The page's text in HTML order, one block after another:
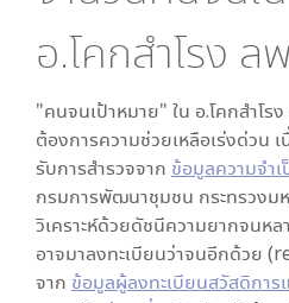
อ.โคกสำโรง ล
"คนจนเป้าหมาย" ใน อ.โคกสำโร
ต้องการความช่วยเหลือเร่งด่วน
รับการสำรวจจาก ข้อมูลความจำ
กรมการพัฒนาชุมชน กระทรวงม
วิเคราะห์ด้วยดัชนีความยากจนห
อาจมาลงทะเบียนว่าจนอีกด้วย
จาก ข้อมูลผู้ลงทะเบียนสวัสดิการ